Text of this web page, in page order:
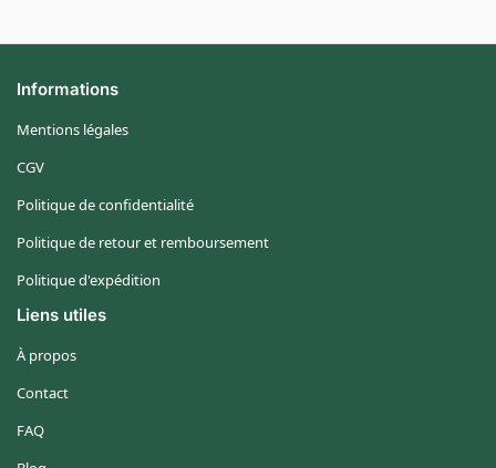
Informations
Mentions légales
CGV
Politique de confidentialité
Politique de retour et remboursement
Politique d'expédition
Liens utiles
À propos
Contact
FAQ